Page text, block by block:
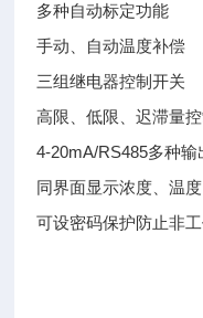
多种自动标定功能
手动、自动温度补偿
三组继电器控制开关
高限、低限、迟滞量控
4-20mA/RS485多种输
同界面显示浓度、温
可设密码保护防止非